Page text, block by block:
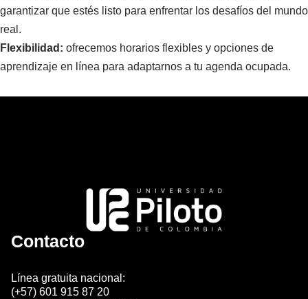
garantizar que estés listo para enfrentar los desafíos del mundo
real.
Flexibilidad: ofrecemos horarios flexibles y opciones de
aprendizaje en línea para adaptarnos a tu agenda ocupada.
Contacto
Línea gratuita nacional:
(+57) 601 915 87 20